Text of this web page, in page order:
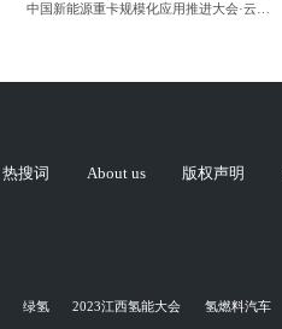
中国新能源重卡规模化应用推进大会·云南
热搜词 About us 版权声明
绿氢 2023江西氢能大会 氢燃料汽车